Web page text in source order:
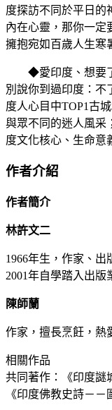
度探訪不同於平日的
內在心靈，那你一定
擁抱宛如百歲人生寒
◆愛印度、想要了
別說你到過印度：不
度人心目中TOP1古
與眾不同的迷人風采
度文化核心、生命意
作者介紹
作者簡介
林許文二
1966年生，作家、出
2001年自學踏入出版
陳師蘭
作家，擅長烹飪，熱
相關作品
共同著作：《印度謎
《印度佛教史詩－－